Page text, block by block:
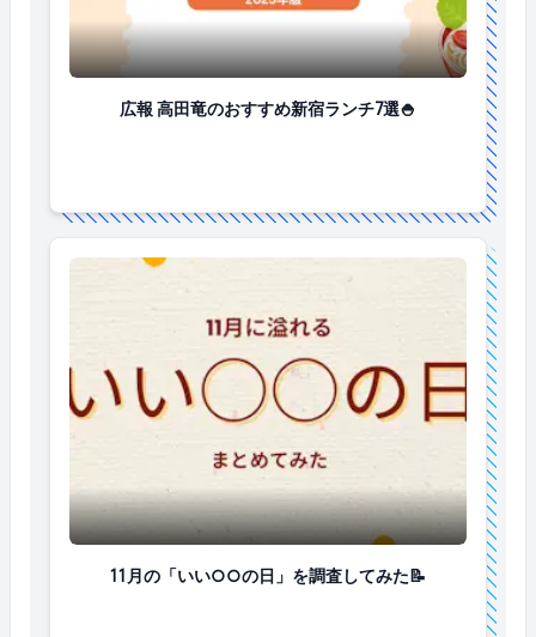
広報 高田竜のおすすめ新宿ランチ7選🍚
11月の「いい○○の日」を調査してみた📝